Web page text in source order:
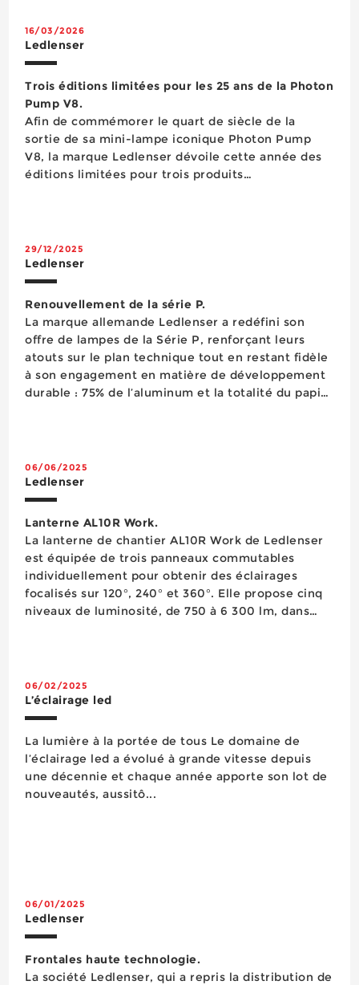
16/03/2026
Ledlenser
Trois éditions limitées pour les 25 ans de la Photon
Pump V8.
Afin de commémorer le quart de siècle de la
sortie de sa mini-lampe iconique Photon Pump
V8, la marque Ledlenser dévoile cette année des
éditions limitées pour trois produits
29/12/2025
Ledlenser
Renouvellement de la série P.
La marque allemande Ledlenser a redéfini son
offre de lampes de la Série P, renforçant leurs
atouts sur le plan technique tout en restant fidèle
à son engagement en matière de développement
durable : 75% de l’aluminum et la totalité du papier
06/06/2025
Ledlenser
Lanterne AL10R Work.
La lanterne de chantier AL10R Work de Ledlenser
est équipée de trois panneaux commutables
individuellement pour obtenir des éclairages
focalisés sur 120°, 240° et 360°. Elle propose cinq
niveaux de luminosité, de 750 à 6 300 lm, dans
06/02/2025
L’éclairage led
La lumière à la portée de tous Le domaine de
l’éclairage led a évolué à grande vitesse depuis
une décennie et chaque année apporte son lot de
nouveautés, aussitô...
06/01/2025
Ledlenser
Frontales haute technologie.
La société Ledlenser, qui a repris la distribution de